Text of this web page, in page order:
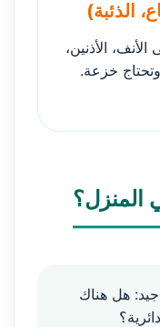
الأذنين،
خزعة.
هل هناك